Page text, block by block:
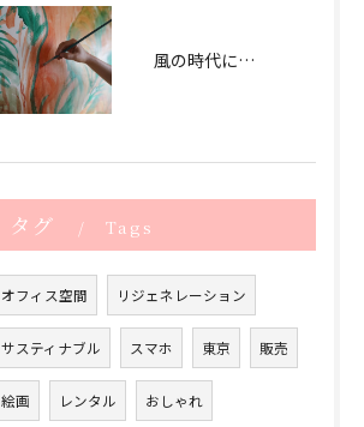
風の時代に合うアートオフィス作り
タグ Tags
オフィス空間 リジェネレーション
サスティナブル スマホ 東京 販売
絵画 レンタル おしゃれ